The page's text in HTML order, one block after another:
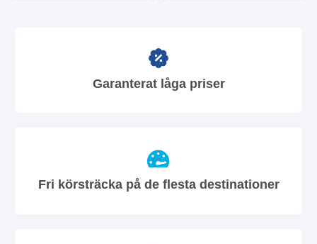
Garanterat låga priser
Fri körsträcka på de flesta destinationer